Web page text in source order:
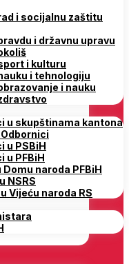
i socijalnu zaštitu
i državnu upravu
i kulturu
i tehnologiju
i nauku
u skupštinama kantona
u PSBiH
u PFBiH
naroda PFBiH
NSRS
Vijeću naroda RS